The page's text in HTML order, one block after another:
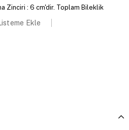
Zinciri : 6 cm'dir. Toplam Bileklik
Ekle